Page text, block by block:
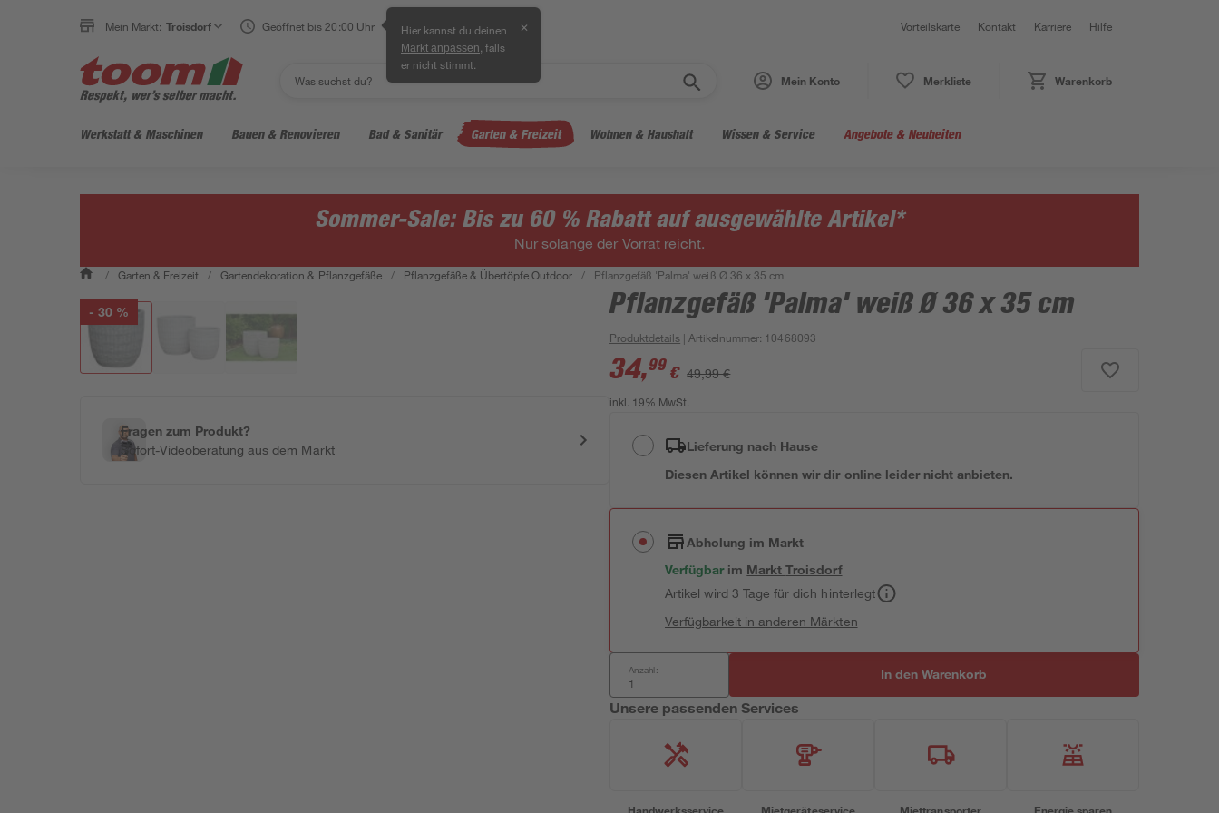
Mein Markt: Troisdorf Geöffnet bis 20:00 Uhr Hier kannst du deinen
Markt anpassen , falls
er nicht stimmt.
✕ Vorteilskarte Kontakt Karriere Hilfe
Mein Konto Merkliste Warenkorb
Werkstatt & Maschinen Bauen & Renovieren Bad & Sanitär Garten & Freizeit Wohnen & Haushalt Wissen & Service Angebote & Neuheiten
Sommer-Sale: Bis zu 60 % Rabatt auf ausgewählte Artikel*
Nur solange der Vorrat reicht.
/ Garten & Freizeit / Gartendekoration & Pflanzgefäße / Pflanzgefäße & Übertöpfe Outdoor / Pflanzgefäß 'Palma' weiß Ø 36 x 35 cm
- 30 %
Fragen zum Produkt?
Sofort-Videoberatung aus dem Markt
Pflanzgefäß 'Palma' weiß Ø 36 x 35 cm
Produktdetails | Artikelnummer: 10468093
34,99 € 49,99 €
inkl. 19% MwSt.
Lieferung nach Hause
Diesen Artikel können wir dir online leider nicht anbieten.
Abholung im Markt
Verfügbar im MarktTroisdorf
Artikel wird 3 Tage für dich hinterlegt
Verfügbarkeit in anderen Märkten
Anzahl: In den Warenkorb
Unsere passenden Services